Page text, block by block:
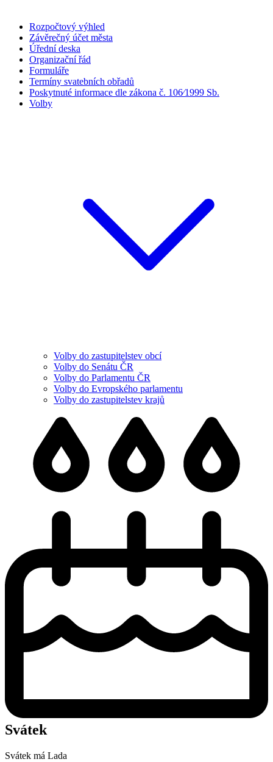
Rozpočtový výhled
Závěrečný účet města
Úřední deska
Organizační řád
Formuláře
Termíny svatebních obřadů
Poskytnuté informace dle zákona č. 106⁄1999 Sb.
Volby
Volby do zastupitelstev obcí
Volby do Senátu ČR
Volby do Parlamentu ČR
Volby do Evropského parlamentu
Volby do zastupitelstev krajů
Svátek
Svátek má Lada